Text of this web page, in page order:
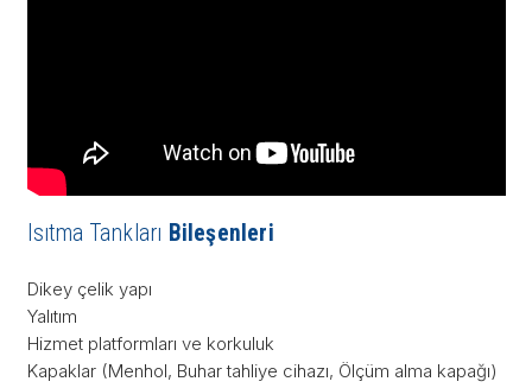
Isıtma Tankları Bileşenleri
Dikey çelik yapı
Yalıtım
Hizmet platformları ve korkuluk
Kapaklar (Menhol, Buhar tahliye cihazı, Ölçüm alma kapağı)